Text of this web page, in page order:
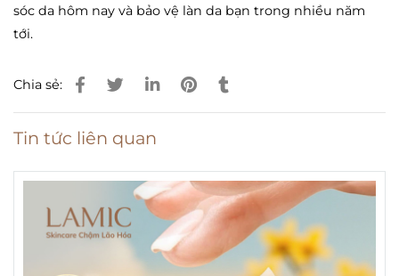
sóc da hôm nay và bảo vệ làn da bạn trong nhiều năm
tới.
Chia sẻ:
Tin tức liên quan